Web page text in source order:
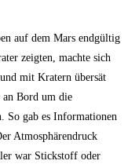
auf dem Mars endgültig
zeigten, machte sich
mit Kratern übersät
Bord um die
So gab es Informationen
Atmosphärendruck
war Stickstoff oder